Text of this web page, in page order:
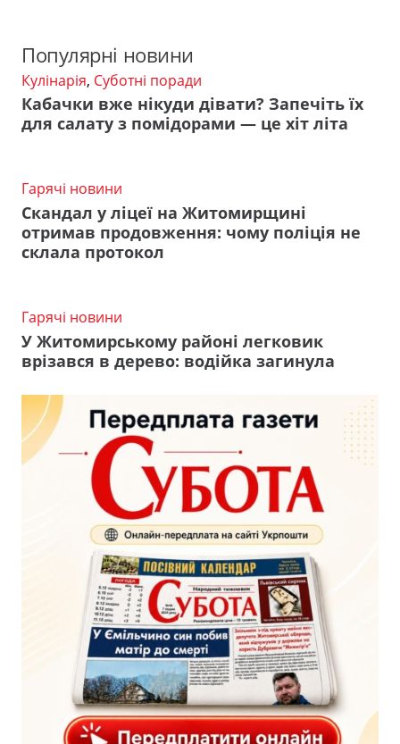
Популярні новини
Кулінарія, Суботні поради
Кабачки вже нікуди дівати? Запечіть їх
для салату з помідорами — це хіт літа
Гарячі новини
Скандал у ліцеї на Житомирщині
отримав продовження: чому поліція не
склала протокол
Гарячі новини
У Житомирському районі легковик
врізався в дерево: водійка загинула